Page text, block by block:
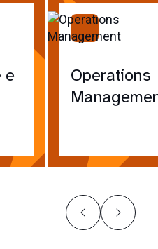
e
Operations